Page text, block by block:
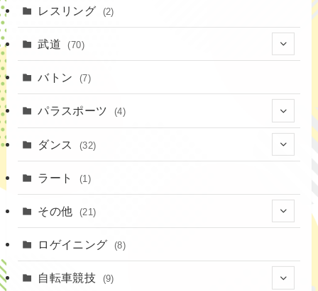
(19)
(16)
(11)
(3)
(14)
(4)
(8)
(7)
(15)
レスリング (2)
武道 (70)
(9)
(16)
バトン (7)
パラスポーツ (4)
ダンス (32)
(3)
ラート (1)
その他 (21)
(4)
ロゲイニング (8)
自転車競技 (9)